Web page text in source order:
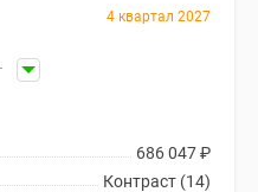
4 квартал 2027
686 047₽
Контраст (14)